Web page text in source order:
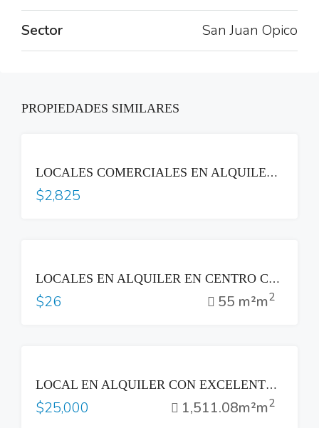
Sector San Juan Opico
PROPIEDADES SIMILARES
LOCALES COMERCIALES EN ALQUILER CERCA DEL HOSPITAL BLOOM – COL. MÈDICA
$2,825
LOCALES EN ALQUILER EN CENTRO COMERCIAL A UNA CUADRA DE P.ª GRAL. ESCALÓN
$26 55 m²m2
LOCAL EN ALQUILER CON EXCELENTE EXPOSICIÒN, SOBRE EL BLVD DEL HIPÓDROMO, CON VISTA A LA CIUDAD. IDEAL PARA RESTAURARANTE, OFICINAS, SALA DE VENTAS
$25,000 1,511.08m²m2